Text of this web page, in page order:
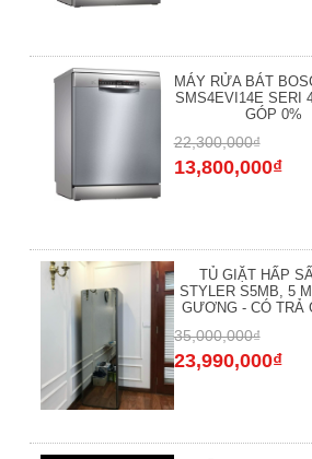
MÁY RỬA BÁT
SMS4EVI14E SERI
GÓP 0%
22,300,000₫
13,800,000₫
TỦ GIẶT HẤP
STYLER S5MB, 5
GƯƠNG - CÓ TRẢ
35,000,000₫
23,990,000₫